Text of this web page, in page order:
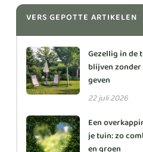
VERS GEPOTTE ARTIKELEN
Gezellig in
blijven
geven
22 juli 2026
Een
je tuin: zo